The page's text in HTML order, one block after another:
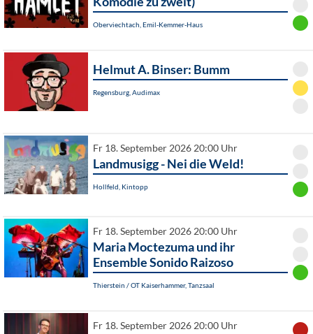
Oberviechtach, Emil-Kemmer-Haus
Helmut A. Binser: Bumm
Regensburg, Audimax
Fr 18. September 2026 20:00 Uhr
Landmusigg - Nei die Weld!
Hollfeld, Kintopp
Fr 18. September 2026 20:00 Uhr
Maria Moctezuma und ihr
Ensemble Sonido Raizoso
Thierstein / OT Kaiserhammer, Tanzsaal
Fr 18. September 2026 20:00 Uhr